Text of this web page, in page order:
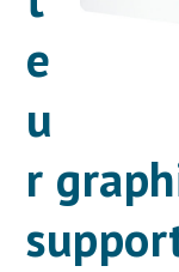
e
u
r